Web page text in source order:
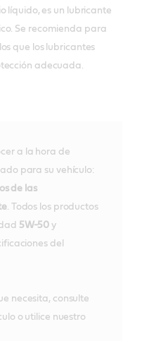
líquido, es un lubricante
Se recomienda para
que los lubricantes
adecuada.
a la hora de
para su vehículo:
de las
. Todos los productos
5W-50 y
del
necesita, consulte
o utilice nuestro